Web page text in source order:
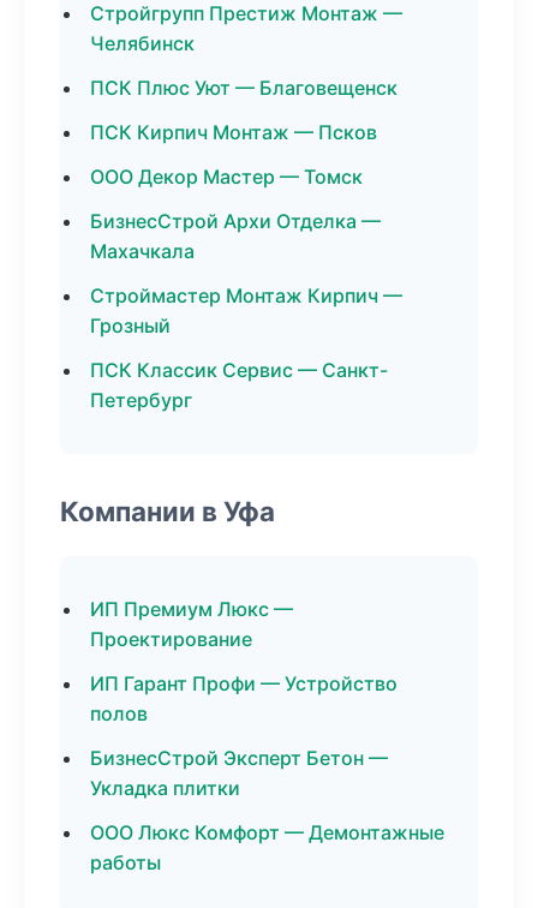
Стройгрупп Престиж Монтаж —
Челябинск
ПСК Плюс Уют — Благовещенск
ПСК Кирпич Монтаж — Псков
ООО Декор Мастер — Томск
БизнесСтрой Архи Отделка —
Махачкала
Строймастер Монтаж Кирпич —
Грозный
ПСК Классик Сервис — Санкт-
Петербург
Компании в Уфа
ИП Премиум Люкс —
Проектирование
ИП Гарант Профи — Устройство
полов
БизнесСтрой Эксперт Бетон —
Укладка плитки
ООО Люкс Комфорт — Демонтажные
работы